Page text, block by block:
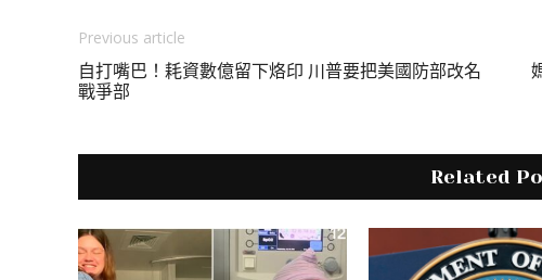
Previous article
自打嘴巴！耗資數億留下烙印 川普要把美國防部改名
戰爭部
Related